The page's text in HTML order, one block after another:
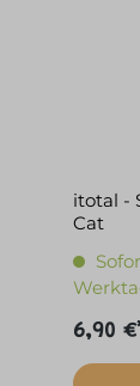
itotal -
Cat
6,90